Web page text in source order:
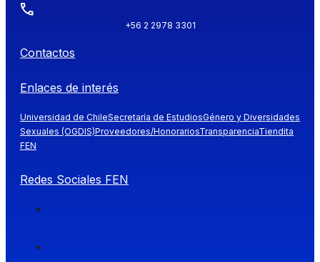
+56 2 2978 3301
Contactos
Enlaces de interés
Universidad de ChileSecretaría de EstudiosGénero y Diversidades
Sexuales (OGDIS)Proveedores/HonorariosTransparenciaTiendita
FEN
Redes Sociales FEN